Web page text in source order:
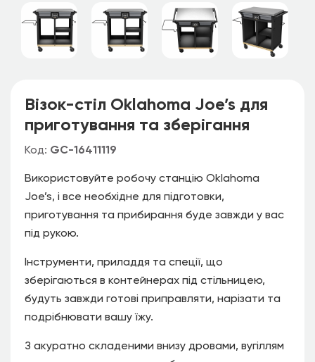
Візок-стіл Oklahoma Joe’s для
приготування та зберігання
Код: GC-16411119
Використовуйте робочу станцію Oklahoma
Joe’s, і все необхідне для підготовки,
приготування та прибирання буде завжди у вас
під рукою.
Інструменти, приладдя та спеції, що
зберігаються в контейнерах під стільницею,
будуть завжди готові приправляти, нарізати та
подрібнювати вашу їжу.
З акуратно складеними внизу дровами, вугіллям